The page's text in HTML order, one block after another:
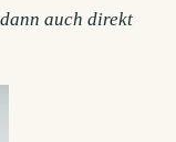
auch direkt